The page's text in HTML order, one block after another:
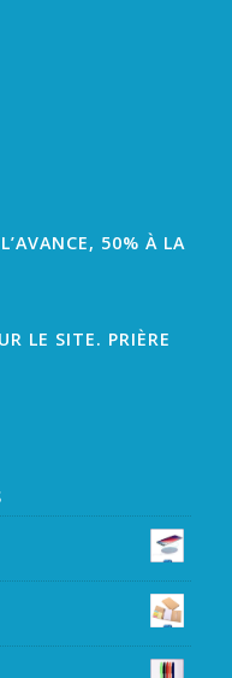
50% À LA
LE SITE. PRIÈRE